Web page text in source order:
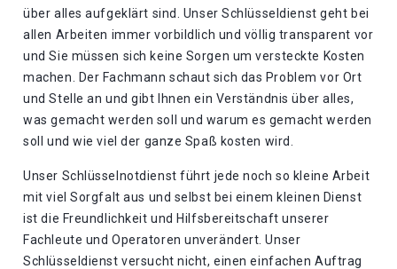
über alles aufgeklärt sind. Unser Schlüsseldienst geht bei
allen Arbeiten immer vorbildlich und völlig transparent vor
und Sie müssen sich keine Sorgen um versteckte Kosten
machen. Der Fachmann schaut sich das Problem vor Ort
und Stelle an und gibt Ihnen ein Verständnis über alles,
was gemacht werden soll und warum es gemacht werden
soll und wie viel der ganze Spaß kosten wird.
Unser Schlüsselnotdienst führt jede noch so kleine Arbeit
mit viel Sorgfalt aus und selbst bei einem kleinen Dienst
ist die Freundlichkeit und Hilfsbereitschaft unserer
Fachleute und Operatoren unverändert. Unser
Schlüsseldienst versucht nicht, einen einfachen Auftrag